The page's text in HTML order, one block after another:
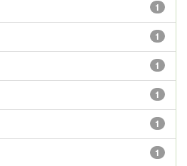
1
1
1
1
1
1